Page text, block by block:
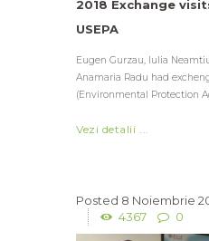
2018 Exchange
USEPA
Eugen Gurzau, Iulia
Anamaria Radu had
(Environmental Protection
Vezi detalii ...
8 Noiembrie
4367
0